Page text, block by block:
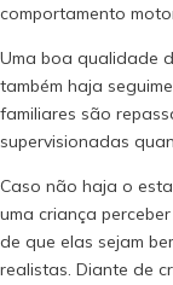
comportamento
Uma boa qualidade
também haja
familiares são
supervisionadas
Caso não haja o
uma criança
de que elas sejam
realistas. Diante de